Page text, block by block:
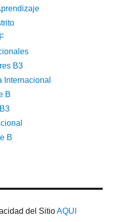
B3
Internacional
B
B
del SitioAQUI